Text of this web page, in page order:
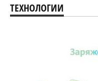
ТЕХНОЛОГИИ